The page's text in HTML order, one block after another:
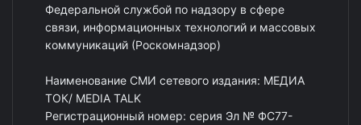
Федеральной службой по надзору в сфере
связи, информационных технологий и массовых
коммуникаций (Роскомнадзор)
Наименование СМИ сетевого издания: МЕДИА
ТОК/ MEDIA TALK
Регистрационный номер: серия Эл № ФС77-